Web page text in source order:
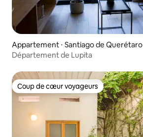
Appartement ⋅ Santiago de Querétaro
Département de Lupita
Coup de cœur voyageurs
Coup de cœur voyageurs